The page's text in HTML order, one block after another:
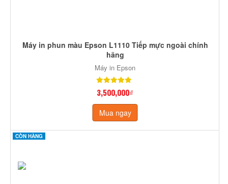
Máy in phun màu Epson L1110 Tiếp mực ngoài chính
hãng
Máy in Epson
3,500,000₫
Mua ngay
CÒN HÀNG